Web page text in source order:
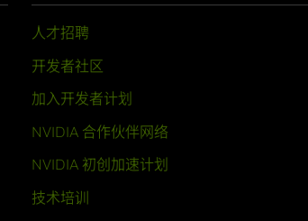
人才招聘
开发者社区
加入开发者计划
NVIDIA 合作伙伴网络
NVIDIA 初创加速计划
技术培训